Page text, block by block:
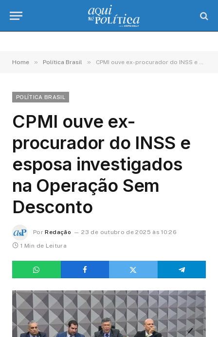
Home » Política Brasil » CPMI ouve ex-procurador do INSS e esposa investigados na Operação Sem Desconto
POLÍTICA BRASIL
CPMI ouve ex-
procurador do INSS e
esposa investigados
na Operação Sem
Desconto
Por Redação
23 de outubro de 2025 às 10:26
1 Min de Leitura